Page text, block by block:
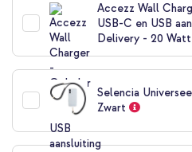
Accezz Wall
USB-C en USB
Delivery - 20
Selencia
Zwart